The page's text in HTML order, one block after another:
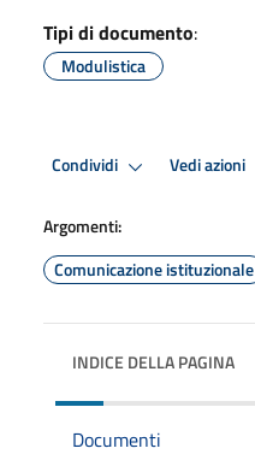
Tipi di documento:
Modulistica
Condividi Vedi azioni
Argomenti:
Comunicazione istituzionale
INDICE DELLA PAGINA
Documenti